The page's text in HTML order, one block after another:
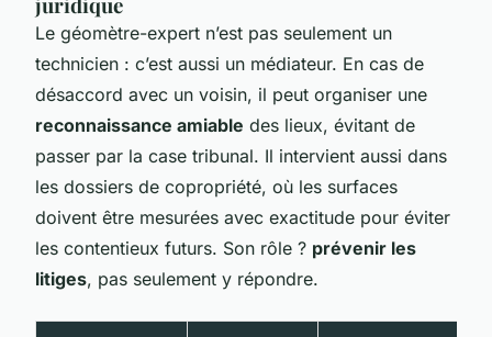
Le géomètre-expert n’est pas seulement un
technicien : c’est aussi un médiateur. En cas de
désaccord avec un voisin, il peut organiser une
reconnaissance amiable des lieux, évitant de
passer par la case tribunal. Il intervient aussi dans
les dossiers de copropriété, où les surfaces
doivent être mesurées avec exactitude pour éviter
les contentieux futurs. Son rôle ? prévenir les
litiges, pas seulement y répondre.